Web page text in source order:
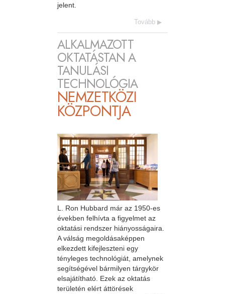
jelent.
Tovább
ALKALMAZOTT
OKTATÁSTAN A
TANULÁSI
TECHNOLÓGIA
NEMZETKÖZI
KÖZPONTJA
L. Ron Hubbard már az 1950-es
években felhívta a figyelmet az
oktatási rendszer hiányosságaira.
A válság megoldásaképpen
elkezdett kifejleszteni egy
tényleges technológiát, amelynek
segítségével bármilyen tárgykör
elsajátítható. Ezek az oktatás
területén elért áttörések